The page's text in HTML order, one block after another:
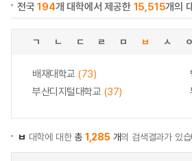
전국194개 대학에서 제공한 15,515개의
ㄱ ㄴ ㄷ ㄹ ㅁ ㅂ ㅅ ㅇ
배재대학교 (73)
부산디지털대학교 (37)
ㅂ 대학에 대한총 1,285 개의 검색결과가 있